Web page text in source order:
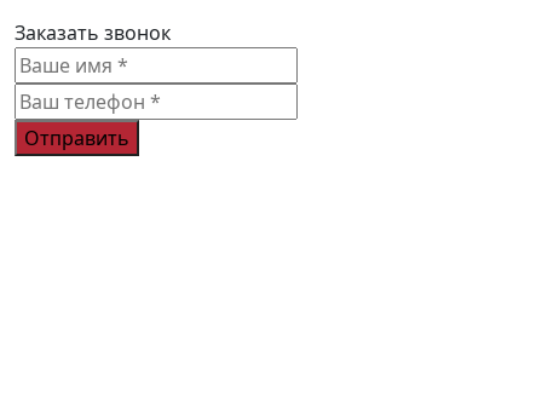
Заказать звонок